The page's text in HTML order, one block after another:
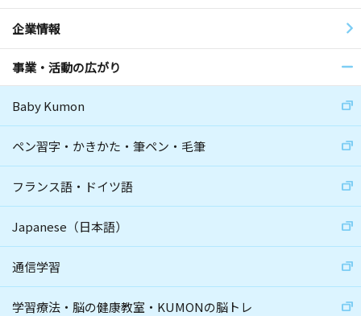
企業情報
事業・活動の広がり
Baby Kumon
ペン習字・かきかた・筆ペン・毛筆
フランス語・ドイツ語
Japanese（日本語）
通信学習
学習療法・脳の健康教室・KUMONの脳トレ